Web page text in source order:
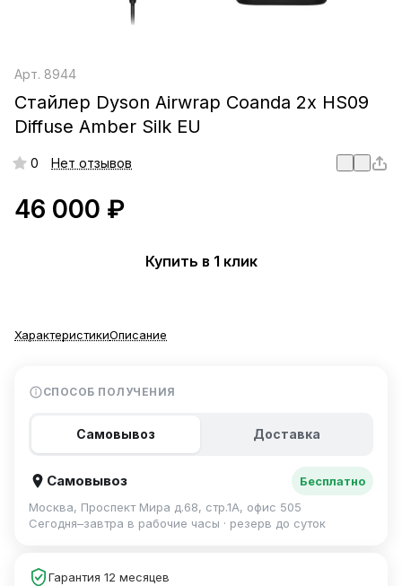
Арт. 8944
Стайлер Dyson Airwrap Coanda 2x HS09
Diffuse Amber Silk EU
0 Нет отзывов
46 000 ₽
Купить в 1 клик
ХарактеристикиОписание
СПОСОБ ПОЛУЧЕНИЯ
Самовывоз Доставка
Самовывоз
Бесплатно
Москва, Проспект Мира д.68, стр.1А, офис 505
Сегодня–завтра в рабочие часы · резерв до суток
Гарантия 12 месяцев